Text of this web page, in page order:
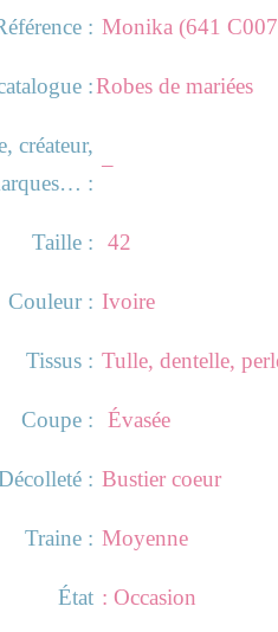
: Monika (641
:Robes de mariées
créateur,
:
–
Taille : 42
Couleur : Ivoire
Tissus : Tulle, dentelle,
Coupe : Évasée
: Bustier coeur
Traine : Moyenne
État : Occasion